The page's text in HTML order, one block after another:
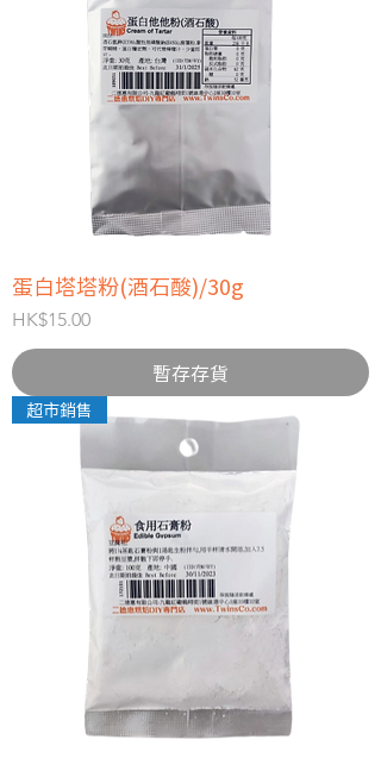
蛋白塔塔粉(酒石酸)/30g
價格
HK$15.00
暫存存貨
超市銷售